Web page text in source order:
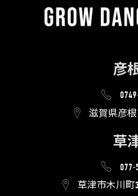
彦
滋賀県彦根
草
077-
草津市木川町